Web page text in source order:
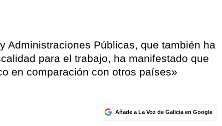
Administraciones Públicas, que también ha
para el trabajo, ha manifestado que
en comparación con otros países»
Añade a La Voz de Galicia en Google